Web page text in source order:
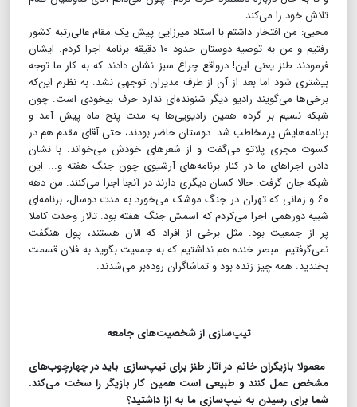
تلاش خود را می‌کند.
محبی: من افتخار داشتم با استاد میرزایی پیش یک مقام عالی‌رتبه کشور
رفتیم و من به توصیه دوستان حدود ۱۰ دقیقه برنامه اجرا کردم. ایشان
فرمودند طنز یعنی این! درواقع چراغ سبز نشان دادند که به کار ما توجه
بیشتری شود اما بعد از آن از طرف مدیران توجهی نشد. به نظرم این‌که
برخی‌ها می‌گویند رادیو دیگر شنونده‌ای ندارد حرف بیخودی است. چون
شبکه نسیم بر گرده همین رادیویی‌ها به مدت پنج ماه پیش آمد و
برنامه‌هایش پرمخاطب شد. دوستان حاضر بودند، حتی آقای مقدم هم در
کسوت مجری پلاتو می‌گفت و از شعرهای خودش می‌خواند. با نشان
دادن اجراهای ما در کنار برنامه‌های آرشیوی چون جنگ هفته و... این
شبکه جان گرفت. حالا کسان دیگری دارند در آنجا اجرا می‌کنند. من دهه
۶۰ و زمانی که تهران در جنگ موشک می‌خورد به مدت دوسال، برنامه‌ای
شبیه دورهمی اجرا می‌کردم که اسمش جنگ هفته بود. تالار وحدت کاملا
پر از جمعیت بود. مثل برخی از افراد که الان هستند،‌ پول هنگفت
نمی‌گرفتیم. مبصر خنده هم نداشتیم که به جمعیت بگوید به فلان قسمت
بخندید. همه چیز زنده بود و تماشاگران روده‌بر می‌شدند.
تیپ‌سازی از شخصیت‌های جامعه
معمولا بازیگران خانم در آثار طنز برای تیپ‌سازی باید در چهارچوب‌های
مشخص عمل کنند و طبیعی است همین کار بازیگر را سخت می‌کند.
شما برای رسیدن به تیپ‌سازی ما به ازا داشتید؟